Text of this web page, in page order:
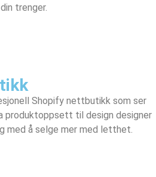
trenger.
Shopify nettbutikk som ser
produktoppsett til design designer
med å selge mer med letthet.